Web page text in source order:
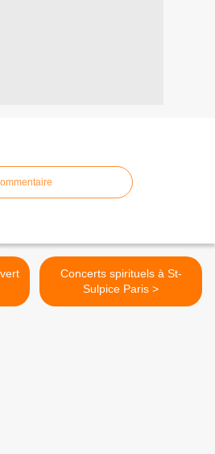
Concerts spirituels à St-
Sulpice Paris >